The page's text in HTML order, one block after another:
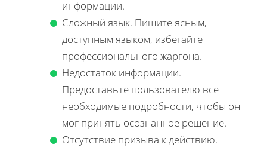
информации.
Сложный язык. Пишите ясным,
доступным языком, избегайте
профессионального жаргона.
Недостаток информации.
Предоставьте пользователю все
необходимые подробности, чтобы он
мог принять осознанное решение.
Отсутствие призыва к действию.